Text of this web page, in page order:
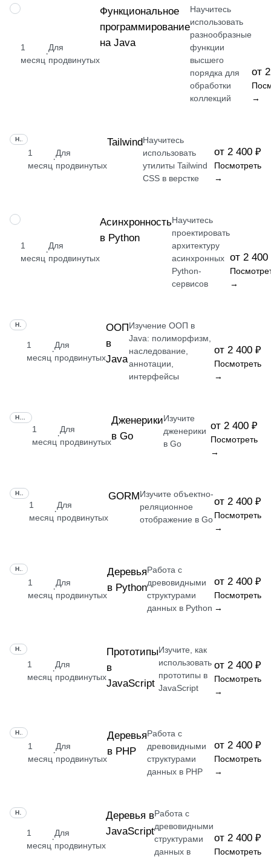
НАВЫК
1
месяц
·
Для
продвинутых
Функциональное
программирование
на Java
Научитесь
использовать
разнообразные
функции
высшего
порядка для
обработки
коллекций
от
→
1
месяц
·
Для
продвинутых
TailwindНаучитесь
использовать
утилиты Tailwind
CSS в верстке
от 2 400 ₽
Посмотреть
→
НАВЫК
1
месяц
·
Для
продвинутых
Асинхронность
в Python
Научитесь
проектировать
архитектуру
асинхронных
Python-
сервисов
от 2 400
→
НАВЫК
1
месяц
·
Для
продвинутых
ООП
в
Java
Изучение ООП в
Java: полиморфизм,
наследование,
аннотации,
интерфейсы
от 2 400 ₽
Посмотреть
→
1
месяц
·
Для
продвинутых
Дженерики
в Go
Изучите
дженерики
в Go
от 2 400 ₽
Посмотреть
→
1
месяц
·
Для
продвинутых
GORMИзучите объектно-
реляционное
отображение в Go
от 2 400 ₽
Посмотреть
→
1
месяц
·
Для
продвинутых
Деревья
в Python
Работа с
древовидными
структурами
данных в Python
от 2 400 ₽
Посмотреть
→
1
месяц
·
Для
продвинутых
Прототипы
в
JavaScript
Изучите, как
использовать
прототипы в
JavaScript
от 2 400 ₽
Посмотреть
→
1
месяц
·
Для
продвинутых
Деревья
в PHP
Работа с
древовидными
структурами
данных в PHP
от 2 400 ₽
Посмотреть
→
НАВЫК
1
месяц
·
Для
продвинутых
Деревья в
JavaScript
Работа с
древовидными
структурами
данных в
от 2 400 ₽
Посмотреть